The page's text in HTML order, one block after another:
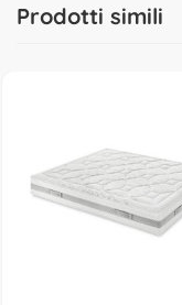
Prodotti simili